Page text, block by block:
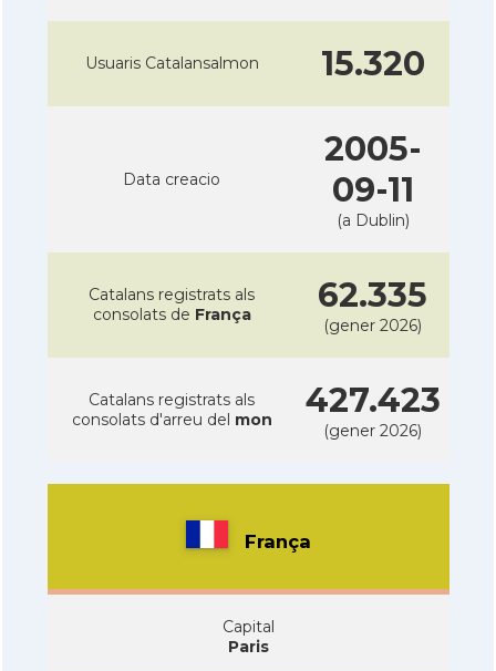
Usuaris Catalansalmon 15.320
Data creacio
2005-
09-11
(a Dublin)
Catalans registrats als
consolats de França 62.335
(gener 2026)
Catalans registrats als
consolats d'arreu del mon 427.423
(gener 2026)
França
Capital
Paris